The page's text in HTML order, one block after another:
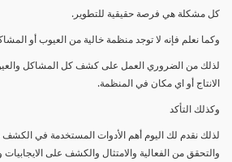
كل مشكلة هي فرصة حقيقية للتطوير.
وكما نعلم فإنه لا توجد منظمة خالية من العيوب أو
لذلك من الضروري العمل على كشف كل المشاكل
الانتاج أو اي مكان في المنظمة.
وكذلك التأكد
لذلك نقدم لك اليوم أهم الأدوات المستخدمة في
والتحقق من الفعالية والامتثال والكشف على